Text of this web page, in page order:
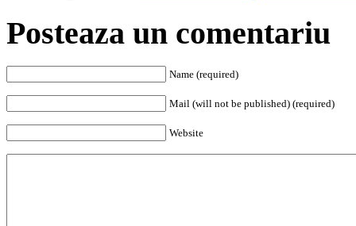
Posteaza un comentariu
Name (required)
Mail (will not be published) (required)
Website